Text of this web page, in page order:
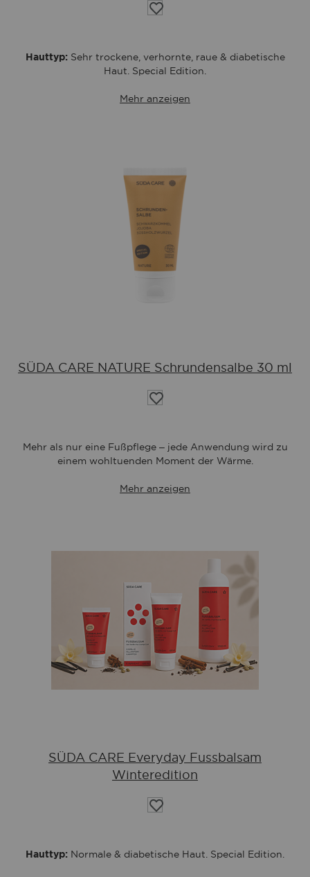
Auf
die
Hauttyp:Sehr trockene, verhornte, raue & diabetische
Haut. Special Edition.
Mehr anzeigen
SÜDA CARE NATURE Schrundensalbe 30 ml
Auf
die
Mehr als nur eine Fußpflege – jede Anwendung wird zu
einem wohltuenden Moment der Wärme.
Mehr anzeigen
SÜDA CARE Everyday Fussbalsam
Winteredition
Auf
die
Hauttyp: Normale & diabetische Haut. Special Edition.